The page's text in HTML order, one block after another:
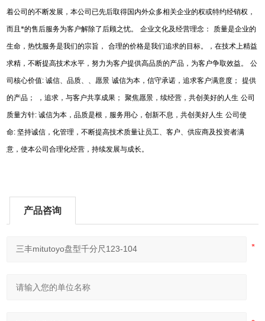
着公司的不断发展，本公司已先后取得国内外众多相关企业的权或特约经销权，
而且*的售后服务为客户解除了后顾之忧。 企业文化及经营理念： 质量是企业的
生命，热忱服务是我们的宗旨， 合理的价格是我们追求的目标。，在技术上精益
求精，不断提高技术水平，努力为客户提供高品质的产品，为客户争取效益。 公
司核心价值:诚信、品质、、愿景 诚信为本，信守承诺，追求客户满意度； 提供
的产品； ，追求，与客户共享成果； 聚焦愿景，续经营，共创美好的人生 公司
质量方针:诚信为本，品质是根，服务用心，创新不息，共创美好人生 公司使
命: 坚持诚信，化管理，不断提高技术质量让员工、客户、供应商及投资者满
意，使本公司合理化经营，持续发展与成长。
产品咨询